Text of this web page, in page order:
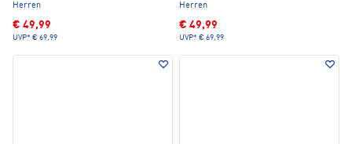
Herren
€ 49,99
UVP* € 69,99
Herren
€ 49,99
UVP* € 69,99